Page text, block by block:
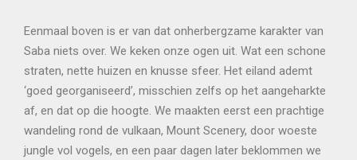
Eenmaal boven is er van dat onherbergzame karakter van
Saba niets over. We keken onze ogen uit. Wat een schone
straten, nette huizen en knusse sfeer. Het eiland ademt
‘goed georganiseerd’, misschien zelfs op het aangeharkte
af, en dat op die hoogte. We maakten eerst een prachtige
wandeling rond de vulkaan, Mount Scenery, door woeste
jungle vol vogels, en een paar dagen later beklommen we